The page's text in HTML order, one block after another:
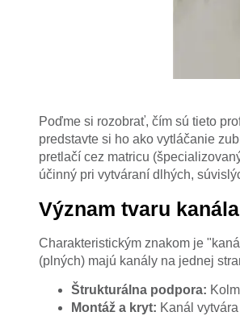
Poďme si rozobrať, čím sú tieto
predstavte si ho ako vytláčanie
pretlačí cez matricu
účinný pri vytváraní dlhých,
Význam tvaru kanála
Charakteristickým znakom je
(plných) majú kanály na jednej
Štrukturálna podpora:
Montáž a kryt: Kanál